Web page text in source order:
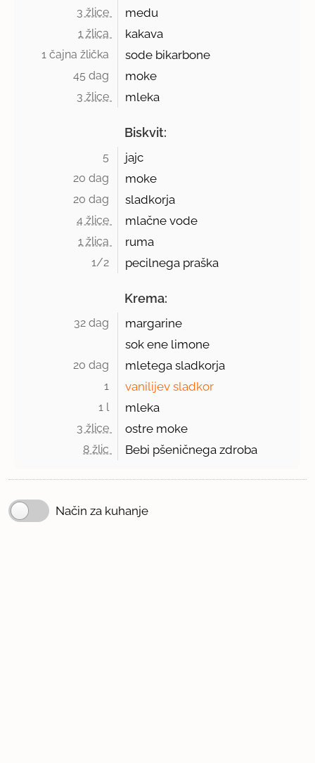
3 žlice medu
1 žlica kakava
1 čajna žlička sode bikarbone
45 dag moke
3 žlice mleka
Biskvit:
5 jajc
20 dag moke
20 dag sladkorja
4 žlice mlačne vode
1 žlica ruma
1/2 pecilnega praška
Krema:
32 dag
margarine
sok ene limone
20 dag mletega sladkorja
1 vanilijev sladkor
1 l mleka
3 žlice ostre moke
8 žlic Bebi pšeničnega zdroba
Način za kuhanje